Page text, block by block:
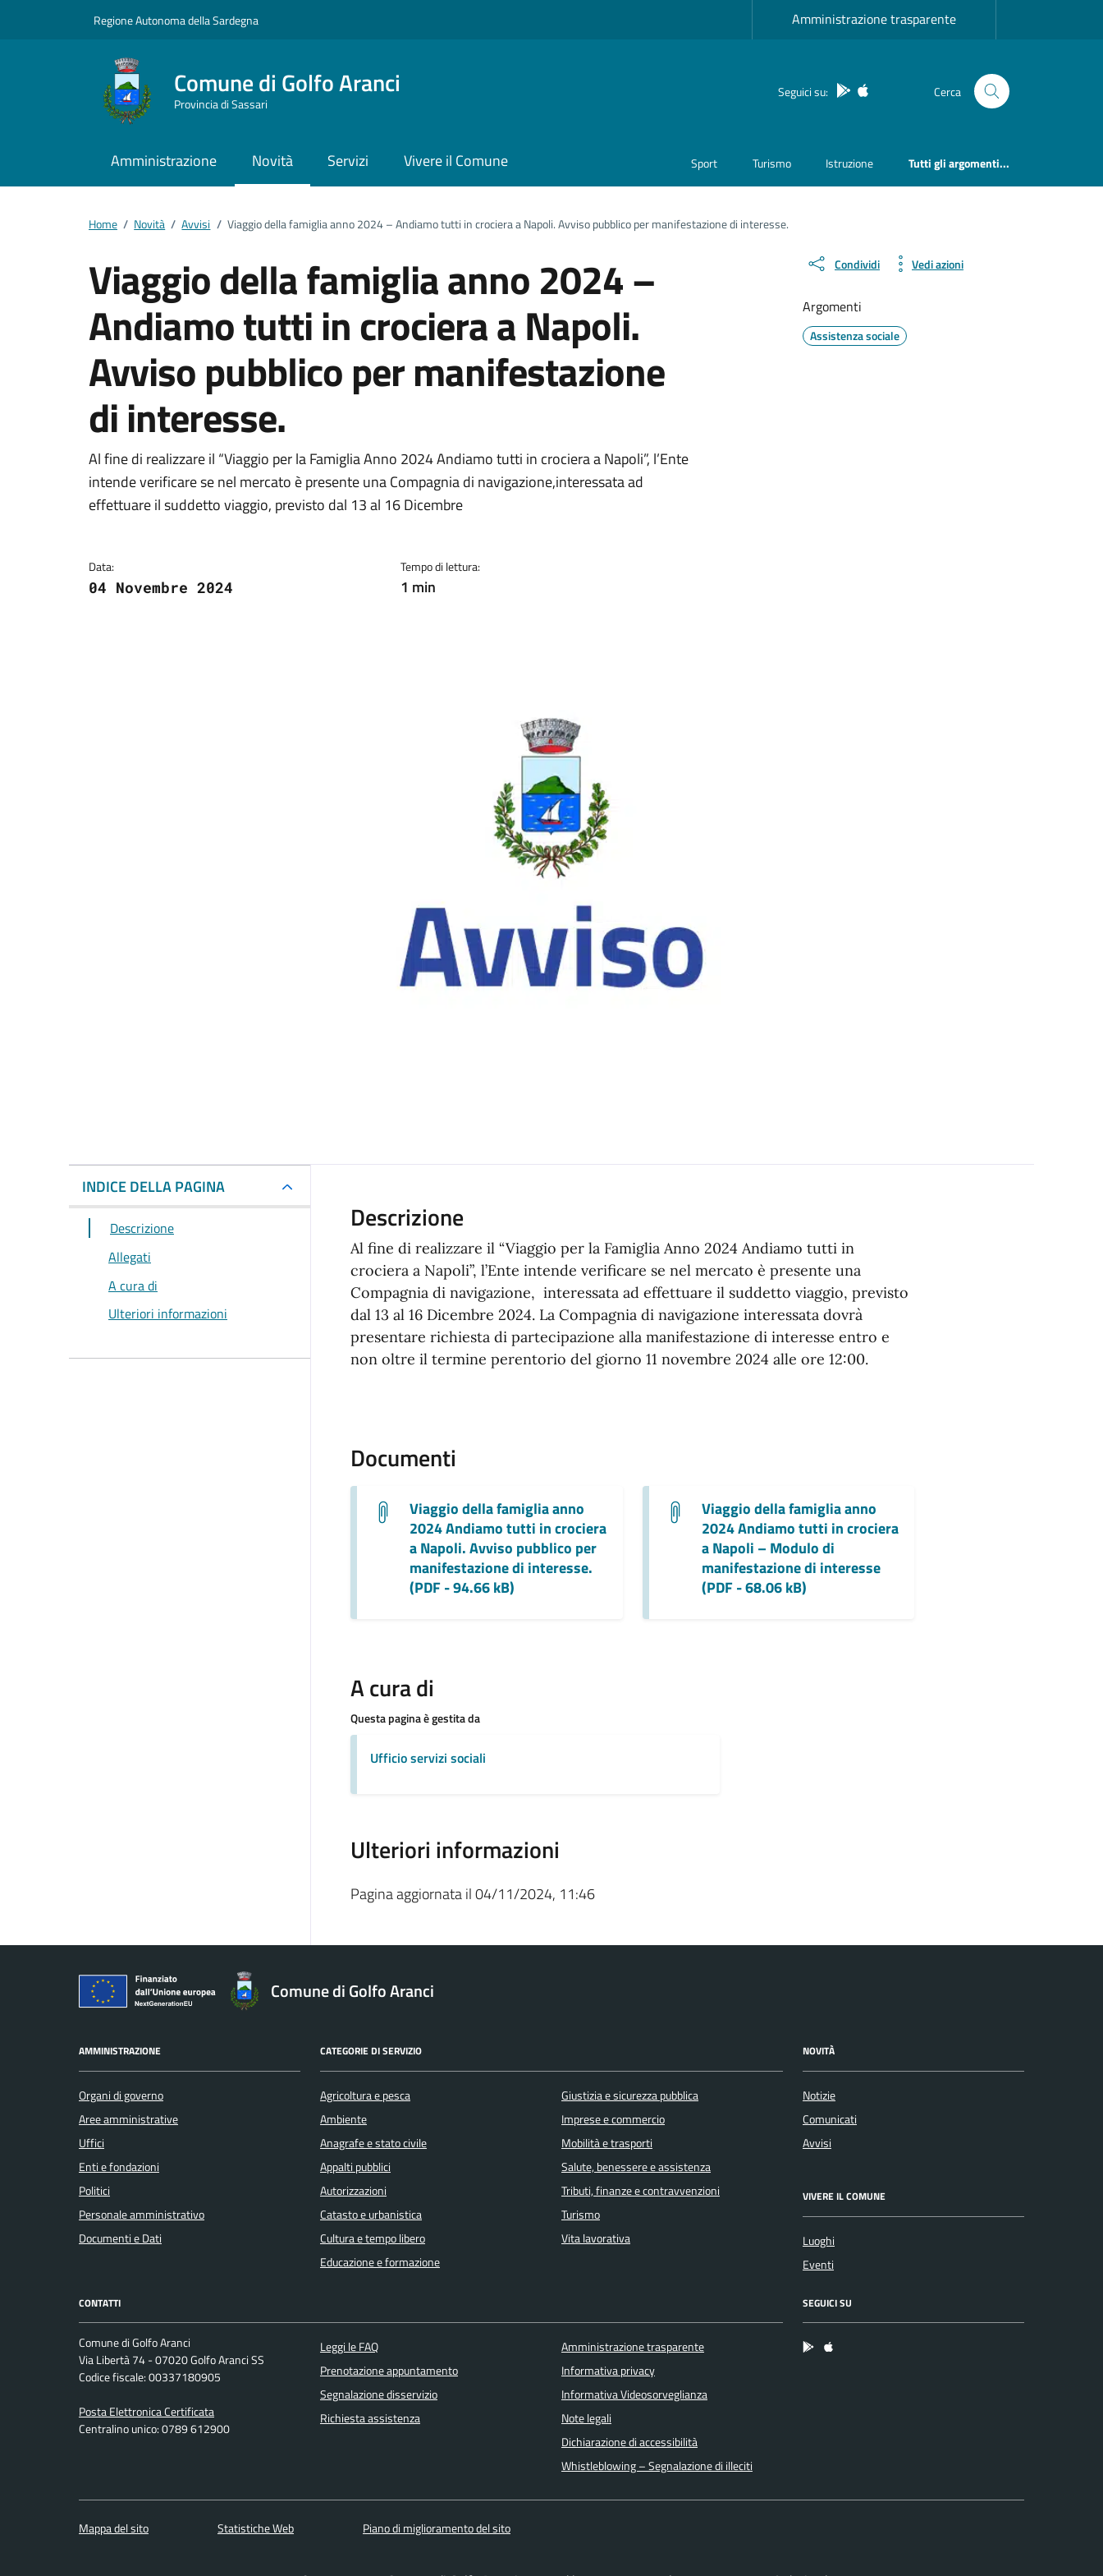
Regione Autonoma della Sardegna Amministrazione trasparente
Comune di Golfo Aranci
Provincia di Sassari
Seguici su: App Android
App IOS Cerca
Amministrazione Novità Servizi Vivere il Comune Sport Turismo Istruzione Tutti gli argomenti...
Home / Novità / Avvisi / Viaggio della famiglia anno 2024 – Andiamo tutti in crociera a Napoli. Avviso pubblico per manifestazione di interesse.
Viaggio della famiglia anno 2024 –
Andiamo tutti in crociera a Napoli.
Avviso pubblico per manifestazione
di interesse.
Dettagli della notizia
Al fine di realizzare il “Viaggio per la Famiglia Anno 2024 Andiamo tutti in crociera a Napoli”, l’Ente
intende verificare se nel mercato è presente una Compagnia di navigazione,interessata ad
effettuare il suddetto viaggio, previsto dal 13 al 16 Dicembre
Data:
04 Novembre 2024
Tempo di lettura:
1 min
Condividi Vedi azioni
Argomenti
Assistenza sociale
INDICE DELLA PAGINA
Descrizione
Allegati
A cura di
Ulteriori informazioni
Descrizione
Al fine di realizzare il “Viaggio per la Famiglia Anno 2024 Andiamo tutti in
crociera a Napoli”, l’Ente intende verificare se nel mercato è presente una
Compagnia di navigazione, interessata ad effettuare il suddetto viaggio, previsto
dal 13 al 16 Dicembre 2024. La Compagnia di navigazione interessata dovrà
presentare richiesta di partecipazione alla manifestazione di interesse entro e
non oltre il termine perentorio del giorno 11 novembre 2024 alle ore 12:00.
Documenti
Viaggio della famiglia anno
2024 Andiamo tutti in crociera
a Napoli. Avviso pubblico per
manifestazione di interesse.
(PDF - 94.66 kB)
Viaggio della famiglia anno
2024 Andiamo tutti in crociera
a Napoli – Modulo di
manifestazione di interesse
(PDF - 68.06 kB)
A cura di
Questa pagina è gestita da
Ufficio servizi sociali
Ulteriori informazioni
Pagina aggiornata il 04/11/2024, 11:46
Comune di Golfo Aranci
AMMINISTRAZIONE
Organi di governo
Aree amministrative
Uffici
Enti e fondazioni
Politici
Personale amministrativo
Documenti e Dati
CATEGORIE DI SERVIZIO
Agricoltura e pesca
Ambiente
Anagrafe e stato civile
Appalti pubblici
Autorizzazioni
Catasto e urbanistica
Cultura e tempo libero
Educazione e formazione
Giustizia e sicurezza pubblica
Imprese e commercio
Mobilità e trasporti
Salute, benessere e assistenza
Tributi, finanze e contravvenzioni
Turismo
Vita lavorativa
NOVITÀ
Notizie
Comunicati
Avvisi
VIVERE IL COMUNE
Luoghi
Eventi
CONTATTI
Comune di Golfo Aranci
Via Libertà 74 - 07020 Golfo Aranci SS
Codice fiscale: 00337180905
Posta Elettronica Certificata
Centralino unico: 0789 612900
Leggi le FAQ
Prenotazione appuntamento
Segnalazione disservizio
Richiesta assistenza
Amministrazione trasparente
Informativa privacy
Informativa Videosorveglianza
Note legali
Dichiarazione di accessibilità
Whistleblowing – Segnalazione di illeciti
SEGUICI SU
App Android
App IOS
Mappa del sito Statistiche Web Piano di miglioramento del sito